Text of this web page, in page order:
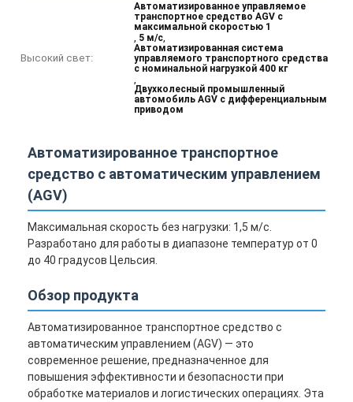
Высокий свет:
Автоматизированное управляемое
транспортное средство AGV с
максимальной скоростью 1
, 5 м/с,
Автоматизированная система
управляемого транспортного средства
с номинальной нагрузкой 400 кг
,
Двухколесный промышленный
автомобиль AGV с дифференциальным
приводом
Автоматизированное транспортное
средство с автоматическим управлением
(AGV)
Максимальная скорость без нагрузки: 1,5 м/с.
Разработано для работы в диапазоне температур от 0
до 40 градусов Цельсия.
Обзор продукта
Автоматизированное транспортное средство с
автоматическим управлением (AGV) — это
современное решение, предназначенное для
повышения эффективности и безопасности при
обработке материалов и логистических операциях. Эта